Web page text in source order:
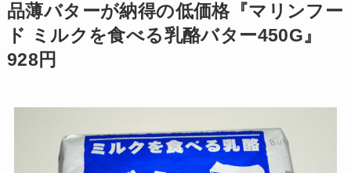
品薄バターが納得の低価格『マリンフー
ド ミルクを食べる乳酪バター450G』
928円